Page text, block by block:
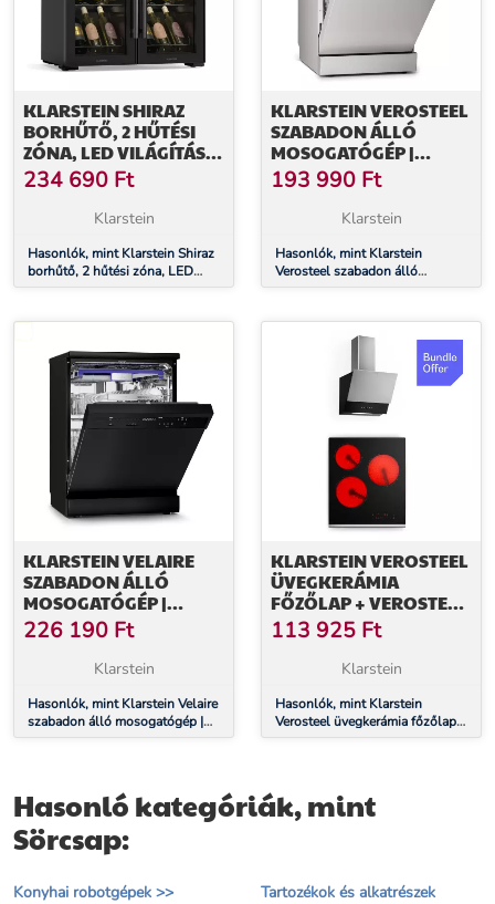
KLARSTEIN SHIRAZ
BORHŰTŐ, 2 HŰTÉSI
ZÓNA, LED VILÁGÍTÁS,
ÉRINTÉSES VEZÉRLÉS,
SZABADON ÁLLÓ
234 690 Ft
Klarstein
Hasonlók, mint Klarstein Shiraz
borhűtő, 2 hűtési zóna, LED
világítás, érintéses vezérlés,
KLARSTEIN VEROSTEEL
SZABADON ÁLLÓ
MOSOGATÓGÉP |
MINIMALISTA,
KOMPAKT, ELEGÁNS |
EEC B | 45 CM
193 990 Ft
Klarstein
Hasonlók, mint Klarstein
Verosteel szabadon álló
mosogatógép | Minimalista,
cm
KLARSTEIN VELAIRE
SZABADON ÁLLÓ
MOSOGATÓGÉP |
MINIMALISTA,
ELEGÁNS, NAGY
TELJESÍTMÉNYŰ | EEC A |
226 190 Ft
Klarstein
Hasonlók, mint Klarstein Velaire
szabadon álló mosogatógép |
Minimalista, elegáns, nagy
KLARSTEIN VEROSTEEL
ÜVEGKERÁMIA
FŐZŐLAP + VEROSTEEL
SZABADON ÁLLÓ
PÁRAELSZÍVÓ | 45 CM
113 925 Ft
Klarstein
Hasonlók, mint Klarstein
Verosteel üvegkerámia főzőlap +
Verosteel szabadon álló
Hasonló kategóriák, mint
Sörcsap:
Konyhai robotgépek >>
Tartozékok és alkatrészek